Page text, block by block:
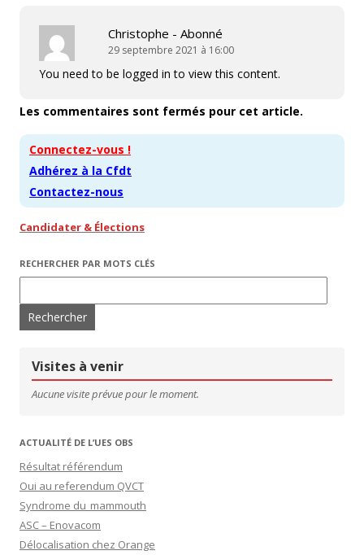
Christophe - Abonné
29 septembre 2021 à 16:00
You need to be logged in to view this content.
Les commentaires sont fermés pour cet article.
Connectez-vous !
Adhérez à la Cfdt
Contactez-nous
Candidater & Élections
RECHERCHER PAR MOTS CLÉS
Visites à venir
Aucune visite prévue pour le moment.
ACTUALITÉ DE L’UES OBS
Résultat référendum
Oui au referendum QVCT
Syndrome du mammouth
ASC – Enovacom
Délocalisation chez Orange